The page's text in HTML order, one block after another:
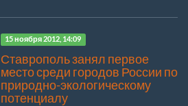
15 ноября 2012, 14:09
Ставрополь занял первое
место среди городов России по
природно-экологическому
потенциалу